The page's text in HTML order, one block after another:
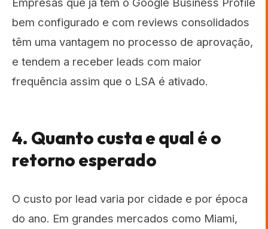
bem configurado e com reviews consolidados
têm uma vantagem no processo de aprovação,
e tendem a receber leads com maior
frequência assim que o LSA é ativado.
4. Quanto custa e qual é o
retorno esperado
O custo por lead varia por cidade e por época
do ano. Em grandes mercados como Miami,